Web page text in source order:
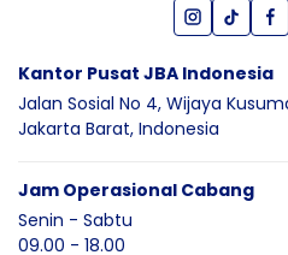
Kantor Pusat JBA Indonesia
Jalan Sosial No 4, Wijaya
Jakarta Barat, Indonesia
Jam Operasional Cabang
Senin - Sabtu
09.00 - 18.00